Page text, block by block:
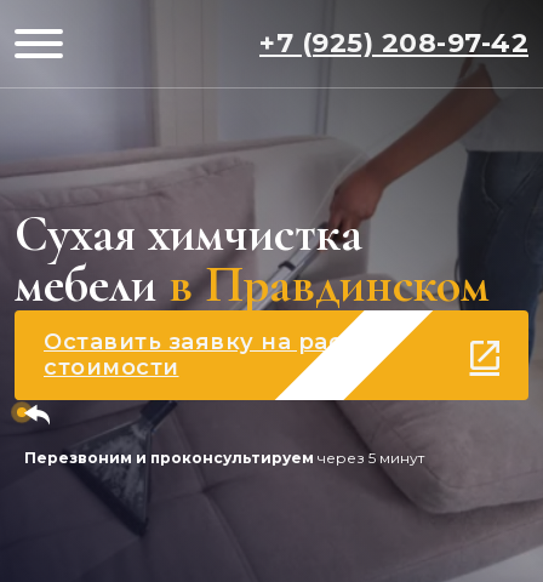
+7 (925) 208-97-42
Сухая химчистка
мебели в Правдинском
Оставить заявку на расчет
стоимости
Перезвоним и проконсультируем через 5 минут